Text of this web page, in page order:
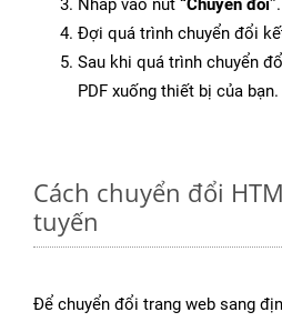
Nhấp vào nút “Chuyển đổi”.
Đợi quá trình chuyển đổi
Sau khi quá trình chuyển
PDF xuống thiết bị của bạn.
Cách chuyển đổi
tuyến
Để chuyển đổi trang web sang